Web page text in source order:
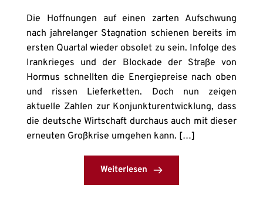
Die Hoffnungen auf einen zarten Aufschwung
nach jahrelanger Stagnation schienen bereits im
ersten Quartal wieder obsolet zu sein. Infolge des
Irankrieges und der Blockade der Straße von
Hormus schnellten die Energiepreise nach oben
und rissen Lieferketten. Doch nun zeigen
aktuelle Zahlen zur Konjunkturentwicklung, dass
die deutsche Wirtschaft durchaus auch mit dieser
erneuten Großkrise umgehen kann. […]
Weiterlesen